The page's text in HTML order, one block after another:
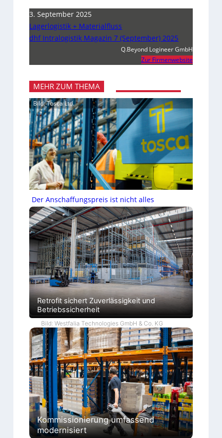
3. September 2025
Lagerlogistik + Materialfluss
dhf Intralogistik Magazin 7 (September) 2025
Q.Beyond Logineer GmbH
Zur Firmenwebsite
MEHR ZUM THEMA
Bild: Tosca Ltd.
Der Anschaffungspreis ist nicht alles
Retrofit sichert Zuverlässigkeit und
Betriebssicherheit
Bild: Westfalia Technologies GmbH & Co. KG
Kommissionierung umfassend
modernisiert